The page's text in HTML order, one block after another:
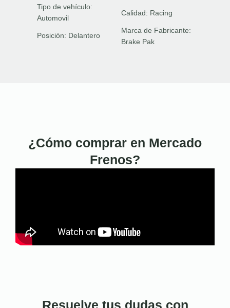
Tipo de vehículo:
Automovil
Posición: Delantero
Calidad: Racing
Marca de Fabricante:
Brake Pak
¿Cómo comprar en Mercado
Frenos?
Resuelve tus dudas con